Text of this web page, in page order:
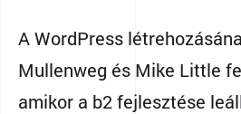
A WordPress
Mullenweg és Mike Little
amikor a b2 fejlesztése